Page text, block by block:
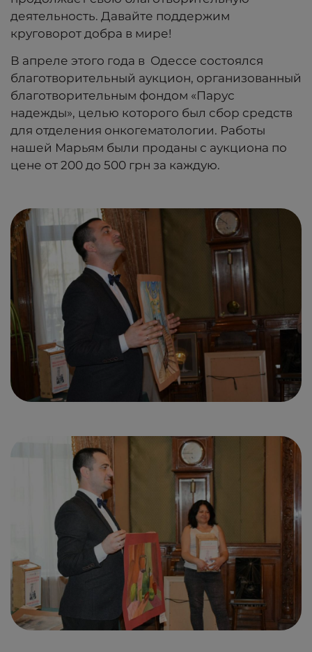
деятельность. Давайте поддержим
круговорот добра в мире!
В апреле этого года в Одессе состоялся
благотворительный аукцион, организованный
благотворительным фондом «Парус
надежды», целью которого был сбор средств
для отделения онкогематологии. Работы
нашей Марьям были проданы с аукциона по
цене от 200 до 500 грн за каждую.